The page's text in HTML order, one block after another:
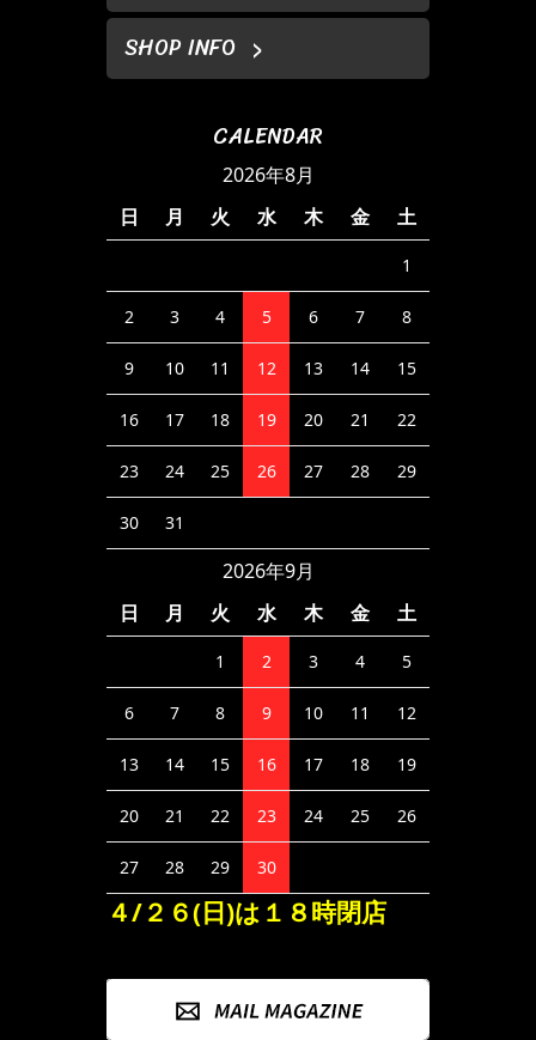
SHOP INFO
CALENDAR
2026年8月
日
月 火 水 木 金 土
1
2 3 4 5 6 7 8
9 10 11 12 13 14 15
16 17 18 19 20 21 22
23 24 25 26 27 28 29
30 31
2026年9月
日
月 火 水 木 金 土
1 2 3 4 5
6 7 8 9 10 11 12
13 14 15 16 17 18 19
20 21 22 23 24 25 26
27 28 29 30
４/２６(日)は１８時閉店